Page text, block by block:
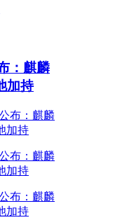
：麒麟
加持